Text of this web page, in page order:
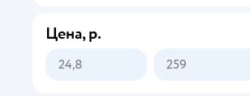
Цена, р.